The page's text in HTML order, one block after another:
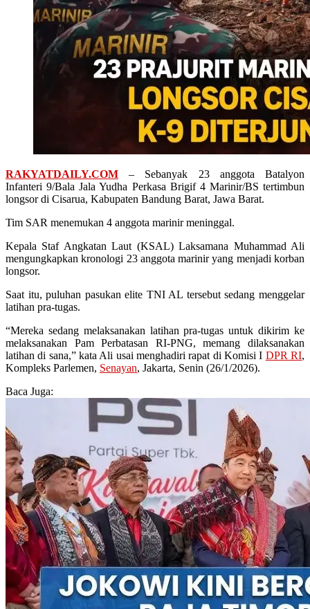
RAKYATDAILY.COM – Sebanyak 23 anggota Batalyon
Infanteri 9/Bala Jala Yudha Perkasa Brigif 4 Marinir/BS tertimbun
longsor di Cisarua, Kabupaten Bandung Barat, Jawa Barat.
Tim SAR menemukan 4 anggota marinir meninggal.
Kepala Staf Angkatan Laut (KSAL) Laksamana Muhammad Ali
mengungkapkan kronologi 23 anggota marinir yang menjadi korban
longsor.
Saat itu, puluhan pasukan elite TNI AL tersebut sedang menggelar
latihan pra-tugas.
“Mereka sedang melaksanakan latihan pra-tugas untuk dikirim ke
melaksanakan Pam Perbatasan RI-PNG, memang dilaksanakan
latihan di sana,” kata Ali usai menghadiri rapat di Komisi I DPR RI,
Kompleks Parlemen, Senayan, Jakarta, Senin (26/1/2026).
Baca Juga: